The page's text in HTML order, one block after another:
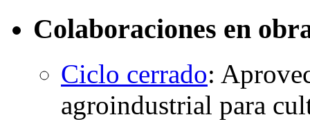
Colaboraciones en
Ciclo cerrado:
agroindustrial para